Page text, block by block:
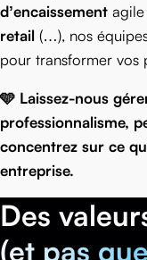
d’encaissement
retail (…), nos
pour transformer vos
🩵 Laissez-nous
professionnalisme,
concentrez sur ce
entreprise.
Des
(et pas